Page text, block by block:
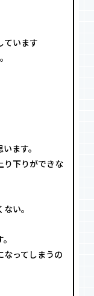
ています
ます。
り下りができな
い。
なってしまうの